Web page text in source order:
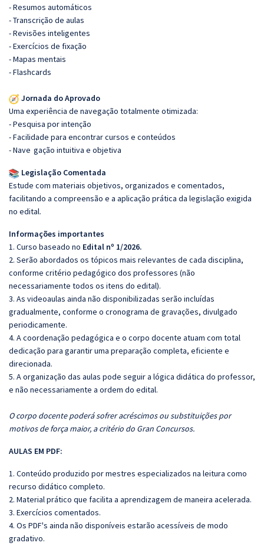
- Resumos automáticos
- Transcrição de aulas
- Revisões inteligentes
- Exercícios de fixação
- Mapas mentais
- Flashcards
Jornada do Aprovado
Uma experiência de navegação totalmente otimizada:
- Pesquisa por intenção
- Facilidade para encontrar cursos e conteúdos
- Nave gação intuitiva e objetiva
Legislação Comentada
Estude com materiais objetivos, organizados e comentados,
facilitando a compreensão e a aplicação prática da legislação exigida
no edital.
Informações importantes
1. Curso baseado no Edital nº 1/2026.
2. Serão abordados os tópicos mais relevantes de cada disciplina,
conforme critério pedagógico dos professores (não
necessariamente todos os itens do edital).
3. As videoaulas ainda não disponibilizadas serão incluídas
gradualmente, conforme o cronograma de gravações, divulgado
periodicamente.
4. A coordenação pedagógica e o corpo docente atuam com total
dedicação para garantir uma preparação completa, eficiente e
direcionada.
5. A organização das aulas pode seguir a lógica didática do professor,
e não necessariamente a ordem do edital.
O corpo docente poderá sofrer acréscimos ou substituições por
motivos de força maior, a critério do Gran Concursos.
AULAS EM PDF:
1. Conteúdo produzido por mestres especializados na leitura como
recurso didático completo.
2. Material prático que facilita a aprendizagem de maneira acelerada.
3. Exercícios comentados.
4. Os PDF's ainda não disponíveis estarão acessíveis de modo
gradativo.